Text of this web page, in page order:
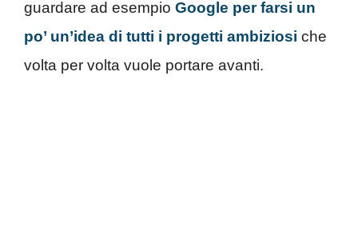
guardare ad esempio Google per farsi un
po’ un’idea di tutti i progetti ambiziosi che
volta per volta vuole portare avanti.